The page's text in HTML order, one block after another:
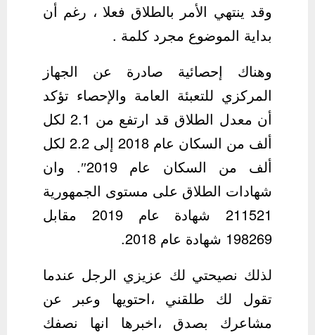
وقد ينتهي الأمر بالطلاق فعلا ، رغم أن
بداية الموضوع مجرد كلمة .
وهناك إحصائية صادرة عن الجهاز
المركزي للتعبئة العامة والإحصاء تؤكد
أن معدل الطلاق قد ارتفع من 2.1 لكل
ألف من السكان عام 2018 إلى 2.2 لكل
ألف من السكان عام 2019″. وان
شهادات الطلاق على مستوى الجمهورية
211521 شهادة عام 2019 مقابل
198269 شهادة عام 2018.
لذلك نصيحتي لك عزيزي الرجل عندما
تقول لك طلقني ،احتويها وعبر عن
مشاعرك بصدق ،اخبرها انها نصفك